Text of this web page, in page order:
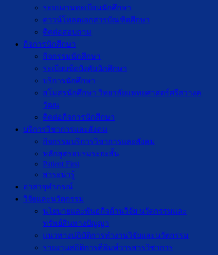
ระบบงานทะเบียนนักศึกษา
ดาวน์โหลดเอกสารบัณฑิตศึกษา
ติดต่อสอบถาม
กิจการนักศึกษา
กิจกรรมนักศึกษา
ระเบียบข้อบังคับนักศึกษา
บริการนักศึกษา
สโมสรนักศึกษา วิทยาลัยแพทยศาสตร์ศรีสวางค
วัฒน
ติดต่อกิจการนักศึกษา
บริการวิชาการและสังคม
กิจกรรมบริการวิชาการและสังคม
หลักสูตรอบรมระยะสั้น
Patient First
สาระน่ารู้
อาสาจุฬาภรณ์
วิจัยและนวัตกรรม
นโยบายและพันธกิจด้านวิจัย นวัตกรรมและ
ทรัพย์สินทางปัญญา
แนวทางปฏิบัติการทำงานวิจัยและนวัตกรรม
รายงานสถิติการตีพิมพ์วารสารวิชาการ